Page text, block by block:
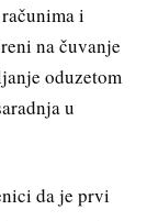
i
na čuvanje
oduzetom
u
da je prvi